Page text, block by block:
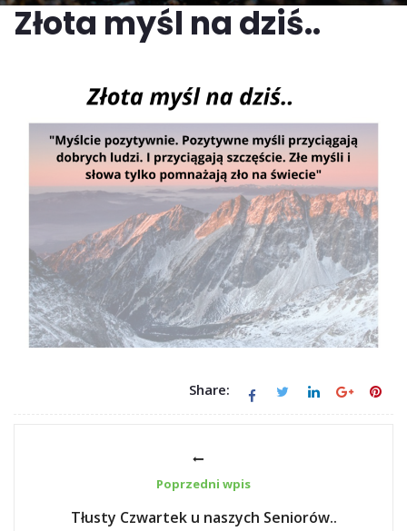
Złota myśl na dziś..
Share:
Poprzedni wpis
Tłusty Czwartek u naszych Seniorów..